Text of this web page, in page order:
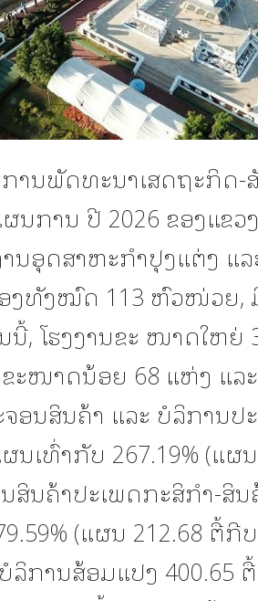
ານພັດທະນາເສດຖະກິດ-
ນການ ປີ 2026 ຂອງແຂວ
ນອຸດສາຫະກໍາປຸງແຕ່ງ ແ
ງທັງໝົດ 113 ຫົວໜ່ວຍ,
ນີ້, ໂຮງງານຂະ ໜາດໃຫ
ະໜາດນ້ອຍ 68 ແຫ່ງ ແລ
ອນສິນຄ້າ ແລະ ບໍລິການປ
ເທົ່າກັບ 267.19% (ແຜ
ສິນຄ້າປະເພດກະສິກໍາ-ສິນ
(ແຜນ 212.68 ຕື້ກີ
ລິການສ້ອມແປງ 400.65